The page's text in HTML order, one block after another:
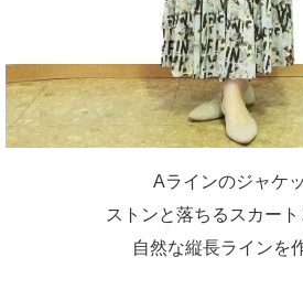
Aラインのジャケ
ストンと落ちるスカー
自然な縦長ラインを